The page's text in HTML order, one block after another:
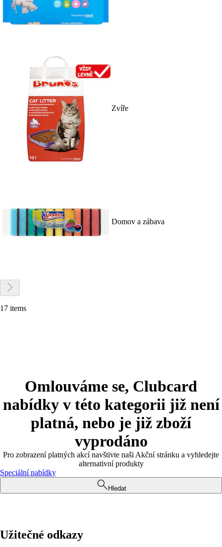
Zvíře
Domov a zábava
17 items
Omlouváme se, Clubcard
nabídky v této kategorii již není
platná, nebo je již zboží
vyprodáno
Pro zobrazení platných akcí navštivte naši Akční stránku a vyhledejte
alternativní produkty
Speciální nabídky
Hledat
Užitečné odkazy